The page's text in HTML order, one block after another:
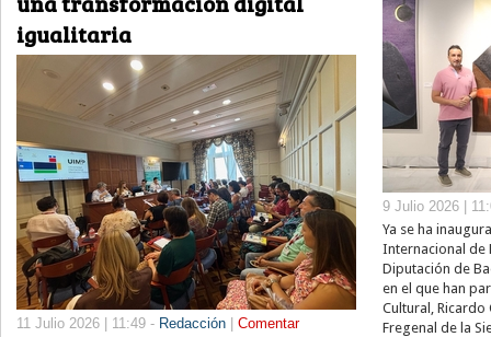
igualitaria
11 Julio 2026 | 11:49 - Redacción
Comentar
9 Julio 2026 |
Ya se ha
Internacional de
Diputación de
en el que han
Cultural, Ricardo
Fregenal de la